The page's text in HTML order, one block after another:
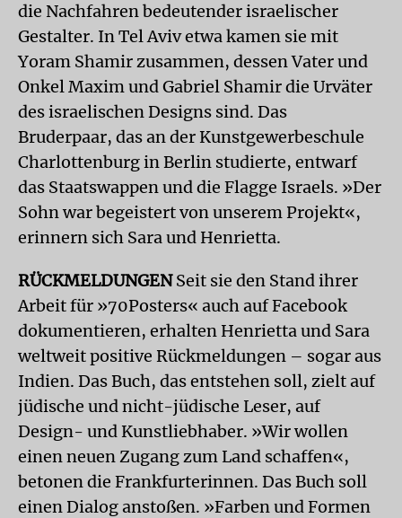
die Nachfahren bedeutender israelischer
Gestalter. In Tel Aviv etwa kamen sie mit
Yoram Shamir zusammen, dessen Vater und
Onkel Maxim und Gabriel Shamir die Urväter
des israelischen Designs sind. Das
Bruderpaar, das an der Kunstgewerbeschule
Charlottenburg in Berlin studierte, entwarf
das Staatswappen und die Flagge Israels. »Der
Sohn war begeistert von unserem Projekt«,
erinnern sich Sara und Henrietta.
RÜCKMELDUNGENSeit sie den Stand ihrer
Arbeit für »70Posters« auch auf Facebook
dokumentieren, erhalten Henrietta und Sara
weltweit positive Rückmeldungen – sogar aus
Indien. Das Buch, das entstehen soll, zielt auf
jüdische und nicht-jüdische Leser, auf
Design- und Kunstliebhaber. »Wir wollen
einen neuen Zugang zum Land schaffen«,
betonen die Frankfurterinnen. Das Buch soll
einen Dialog anstoßen. »Farben und Formen